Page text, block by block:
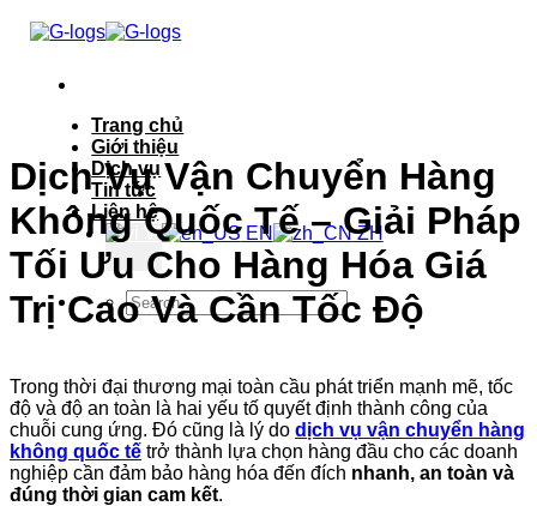
Bỏ
qua
Trang chủ
Giới thiệu
Dịch vụ
Tin tức
Liên hệ
VI
EN ZH
Dịch Vụ Vận Chuyển Hàng
Không Quốc Tế – Giải Pháp
Tối Ưu Cho Hàng Hóa Giá
Trị Cao Và Cần Tốc Độ
Trong thời đại thương mại toàn cầu phát triển mạnh mẽ, tốc
độ và độ an toàn là hai yếu tố quyết định thành công của
chuỗi cung ứng. Đó cũng là lý do dịch vụ vận chuyển hàng
không quốc tế trở thành lựa chọn hàng đầu cho các doanh
nghiệp cần đảm bảo hàng hóa đến đích nhanh, an toàn và
đúng thời gian cam kết.